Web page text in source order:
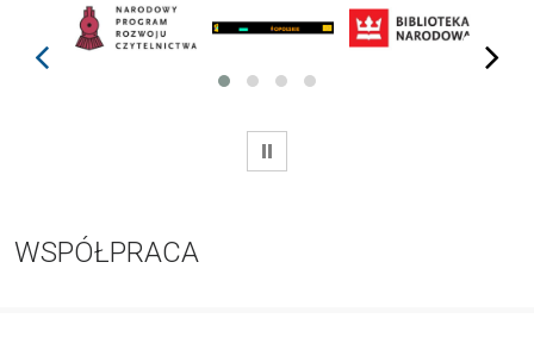
prev next
WSTRZYMAJ
WSPÓŁPRACA